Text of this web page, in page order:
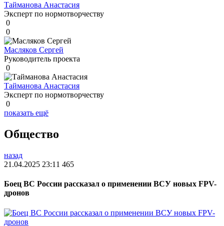
Тайманова Анастасия
Эксперт по нормотворчеству
0
0
Масляков Сергей
Руководитель проекта
0
Тайманова Анастасия
Эксперт по нормотворчеству
0
показать ещё
Общество
назад
21.04.2025 23:11 465
Боец ВС России рассказал о применении ВСУ новых FPV-
дронов